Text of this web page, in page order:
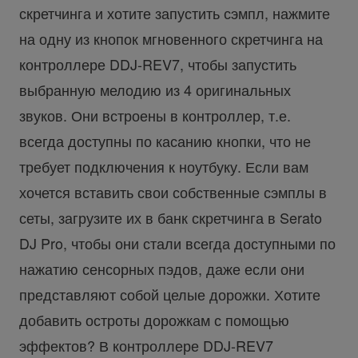
скретчинга и хотите запустить сэмпл, нажмите
на одну из кнопок мгновенного скретчинга на
контроллере DDJ-REV7, чтобы запустить
выбранную мелодию из 4 оригинальных
звуков. Они встроены в контроллер, т.е.
всегда доступны по касанию кнопки, что не
требует подключения к ноутбуку. Если вам
хочется вставить свои собственные сэмплы в
сеты, загрузите их в банк скретчинга в Serato
DJ Pro, чтобы они стали всегда доступными по
нажатию сенсорных пэдов, даже если они
представляют собой целые дорожки. Хотите
добавить остроты дорожкам с помощью
эффектов? В контроллере DDJ-REV7